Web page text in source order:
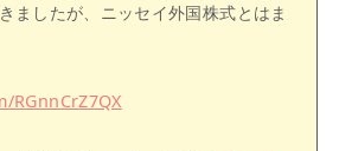
ましたが、ニッセイ外国株式とはま
RGnnCrZ7QX